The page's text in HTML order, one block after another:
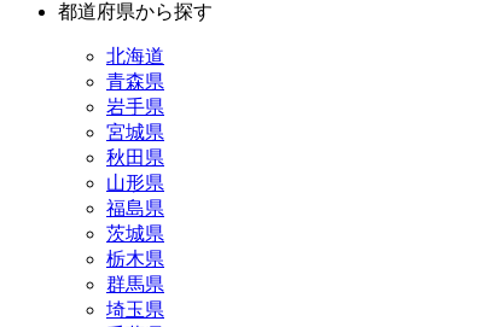
都道府県から探す
北海道
青森県
岩手県
宮城県
秋田県
山形県
福島県
茨城県
栃木県
群馬県
埼玉県